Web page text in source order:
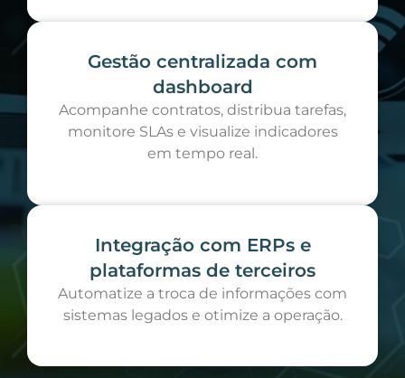
Gestão centralizada com
dashboard
Acompanhe contratos, distribua tarefas,
monitore SLAs e visualize indicadores
em tempo real.
Integração com ERPs e
plataformas de terceiros
Automatize a troca de informações com
sistemas legados e otimize a operação.